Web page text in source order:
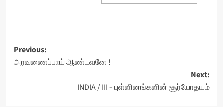
Post
navigation
Previous:
அரவணைப்பாய் ஆண்டவனே !
Next:
INDIA / III – புள்ளினங்களின் சூர்யோதயம்